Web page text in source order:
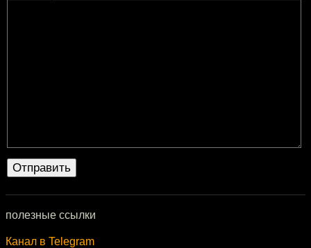
полезные ссылки
Канал в Telegram